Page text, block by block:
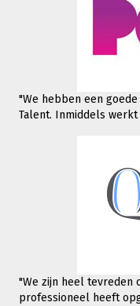
"We hebben een
Talent. Inmiddels werkt
"We zijn heel tevreden
professioneel heeft